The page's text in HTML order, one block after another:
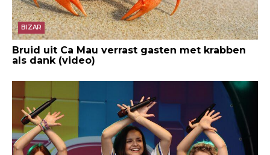
BIZAR
Bruid uit Ca Mau verrast gasten met krabben
als dank (video)